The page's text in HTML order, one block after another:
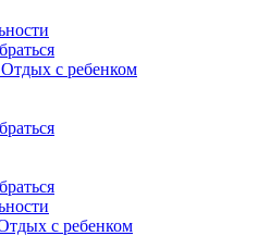
с ребенком
с ребенком